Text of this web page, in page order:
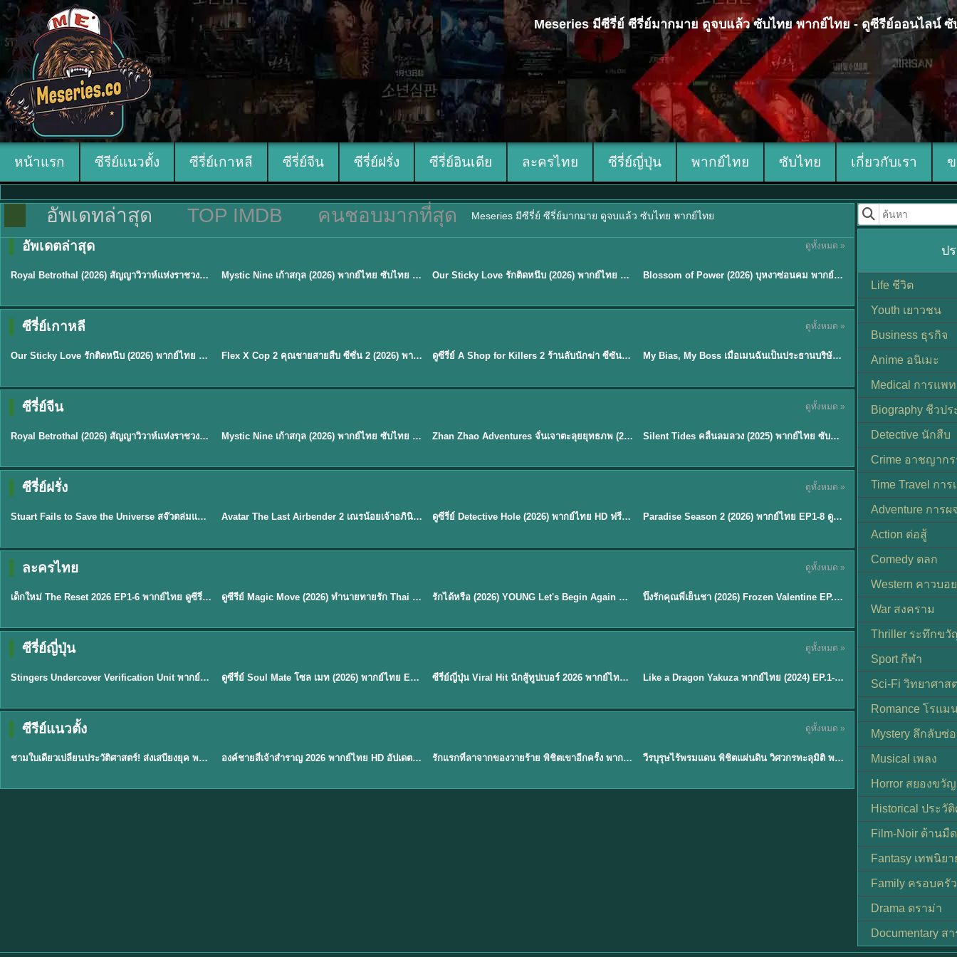
Meseries มีซีรี่ย์ ซีรี่ย์มากมาย ดูจบแล้ว ซับไทย พากย์ไทย - ดูซีรีย์ออนไลน์
หน้าแรก ซีรีย์แนวตั้ง ซีรี่ย์เกาหลี ซีรี่ย์จีน ซีรี่ย์ฝรั่ง ซีรี่ย์อินเดีย ละครไทย ซีรี่ย์ญี่ปุ่น พากย์ไทย ซับไทย เกี่ยวกับเรา
อัพเดทล่าสุด TOP IMDB คนชอบมากที่สุด Meseries มีซีรี่ย์ ซีรี่ย์มากมาย ดูจบแล้ว ซับไทย พากย์ไทย
อัพเดตล่าสุด ดูทั้งหมด »
★9
ซับไทย
Royal Betrothal (2026) สัญญาวิวาห์แห่งราชวงศ์ พากย์ไทย ซับไทย EP1-32 ★9 Mystic Nine เก้าสกุล (2026) พากย์ไทย ซับไทย EP.1-30 ★6 Our Sticky Love รักติดหนึบ (2026) พากย์ไทย ซับไทย EP.1-12 Blossom of Power (2026) บุหงาซ่อนคม พากย์ไทย ซับไทย EP1-36
ซีรี่ย์เกาหลี ดูทั้งหมด »
★6
ซับไทย
Our Sticky Love รักติดหนึบ (2026) พากย์ไทย ซับไทย EP.1-12 ★8 Flex X Cop 2 คุณชายสายสืบ ซีซั่น 2 (2026) พากย์ไทย ซับไทย EP.1-14 ★8 EP.16ดูซีรี่ย์ A Shop for Killers 2 ร้านลับนักฆ่า ซีซัน 2 (2026) ซับไทย-พากย์ไทย My Bias, My Boss เมื่อเมนฉันเป็นประธานบริษัท (2026) พากย์ไทย ซับไทย EP.1-12
ซีรี่ย์จีน ดูทั้งหมด »
★9
ซับไทย
Royal Betrothal (2026) สัญญาวิวาห์แห่งราชวงศ์ พากย์ไทย ซับไทย EP1-32 ★9 Mystic Nine เก้าสกุล (2026) พากย์ไทย ซับไทย EP.1-30 ★5 Zhan Zhao Adventures จั่นเจาตะลุยยุทธภพ (2026) พากย์ไทย ซับไทย EP.1-37 (จบ) ★9.5 Silent Tides คลื่นลมลวง (2025) พากย์ไทย ซับไทย EP.1-31
ซีรี่ย์ฝรั่ง ดูทั้งหมด »
★9.3
พากย์ไทย
Stuart Fails to Save the Universe สจ๊วตล่มแผนกู้จักรวาล (2026) พากย์ไทย ซับไทย EP.1-10 ★7.8 EP.7Avatar The Last Airbender 2 เณรน้อยเจ้าอภินิหาร พากย์ไทย EP.9ดูซีรี่ย์ Detective Hole (2026) พากย์ไทย HD ฟรี อัปเดตล่าสุด Netflix EP.8Paradise Season 2 (2026) พากย์ไทย EP1-8 ดูซีรี่ย์ฝรั่ง HD ครบทุกตอน
ละครไทย ดูทั้งหมด »
★ 8 EP.6
พากย์ไทย
เด็กใหม่ The Reset 2026 EP1-6 พากย์ไทย ดูซีรี่ย์ Netflix ล่าสุด HD ดูซีรีย์ Magic Move (2026) ทำนายทายรัก Thai EP.1-10 HD รักได้หรือ (2026) YOUNG Let's Begin Again พากย์ไทย EP.1-19 ★8 ปิ๊งรักคุณพี่เย็นชา (2026) Frozen Valentine EP.1-10 (จบ)
ซีรี่ย์ญี่ปุ่น ดูทั้งหมด »
EP.11
พากย์ไทย
Stingers Undercover Verification Unit พากย์ไทย EP1-11 HD ฟรี ★8 EP.8ดูซีรี่ย์ Soul Mate โซล เมท (2026) พากย์ไทย EP.1-8 (จบ) ★7.9 EP.6ซีรี่ย์ญี่ปุ่น Viral Hit นักสู้ทูปเบอร์ 2026 พากย์ไทย EP.1-6 ★7 EP.6Like a Dragon Yakuza พากย์ไทย (2024) EP.1-6 (จบ)
ซีรีย์แนวตั้ง ดูทั้งหมด »
EP.1
พากย์ไทย
ชามใบเดียวเปลี่ยนประวัติศาสตร์! ส่งเสบียงยุค พากย์ไทย EP.1องค์ชายสี่เจ้าสำราญ 2026 พากย์ไทย HD อัปเดตล่าสุด ดูออนไลน์ EP.1รักแรกที่ลาจากของวายร้าย พิชิตเขาอีกครั้ง พากย์ไทย EP.1วีรบุรุษไร้พรมแดน พิชิตแผ่นดิน วิศวกรทะลุมิติ พลิกแผ่นดิน
ป
Life ชีวิต
Youth เยาวชน
Business ธุรกิจ
Anime อนิเมะ
Medical การแพ
Biography ชีวปร
Detective นักสืบ
Crime อาชญาก
Time Travel กา
Adventure การ
Action ต่อสู้
Comedy ตลก
Western คาวบอ
War สงคราม
Thriller ระทึกขวั
Sport กีฬา
Sci-Fi วิทยาศาส
Romance โรแม
Mystery ลึกลับซ่
Musical เพลง
Horror สยองขวัญ
Historical ประวั
Film-Noir ด้านมื
Fantasy เทพนิยา
Family ครอบครัว
Drama ดราม่า
Documentary ส